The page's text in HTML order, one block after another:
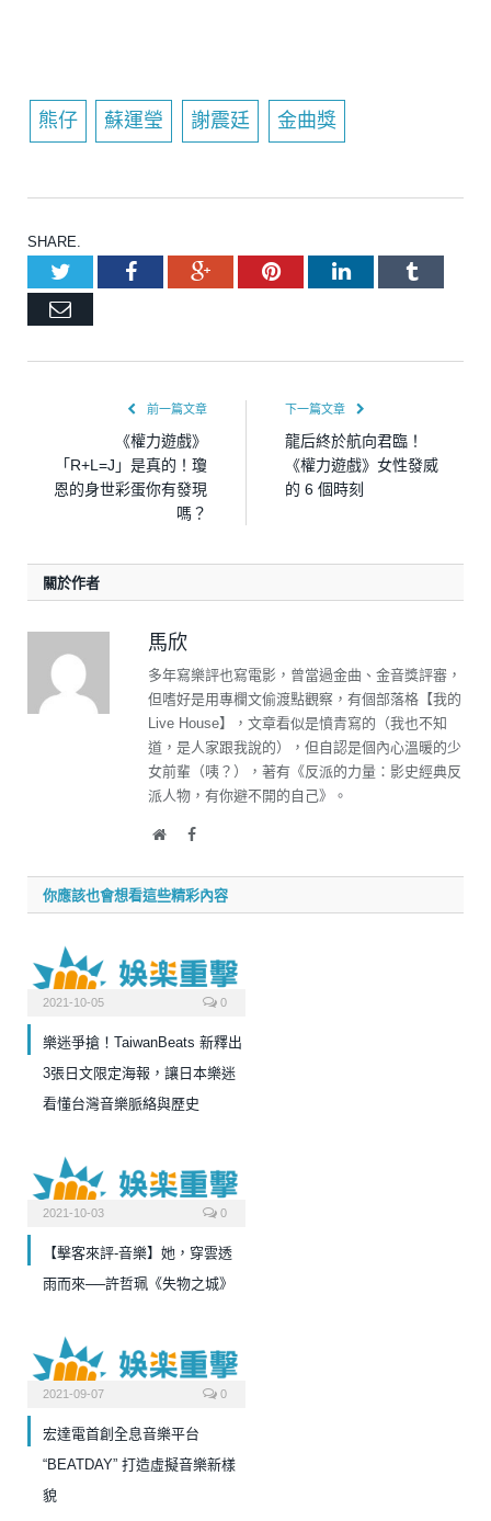
熊仔 蘇運瑩 謝震廷 金曲獎
SHARE.
TwitterFacebookGoogle+PinterestLinkedInTumblr
Email
前一篇文章
《權力遊戲》
「R+L=J」是真的！瓊
恩的身世彩蛋你有發現
嗎？
下一篇文章
龍后終於航向君臨！
《權力遊戲》女性發威
的 6 個時刻
關於作者
馬欣
多年寫樂評也寫電影，曾當過金曲、金音獎評審，
但嗜好是用專欄文偷渡點觀察，有個部落格【我的
Live House】，文章看似是憤青寫的（我也不知
道，是人家跟我說的），但自認是個內心溫暖的少
女前輩（咦？），著有《反派的力量：影史經典反
派人物，有你避不開的自己》。
WebsiteFacebook
你應該也會想看這些精彩內容
2021-10-05 0
樂迷爭搶！TaiwanBeats 新釋出
3張日文限定海報，讓日本樂迷
看懂台灣音樂脈絡與歷史
2021-10-03 0
【擊客來評-音樂】她，穿雲透
雨而來──許哲珮《失物之城》
2021-09-07 0
宏達電首創全息音樂平台
“BEATDAY” 打造虛擬音樂新樣
貌